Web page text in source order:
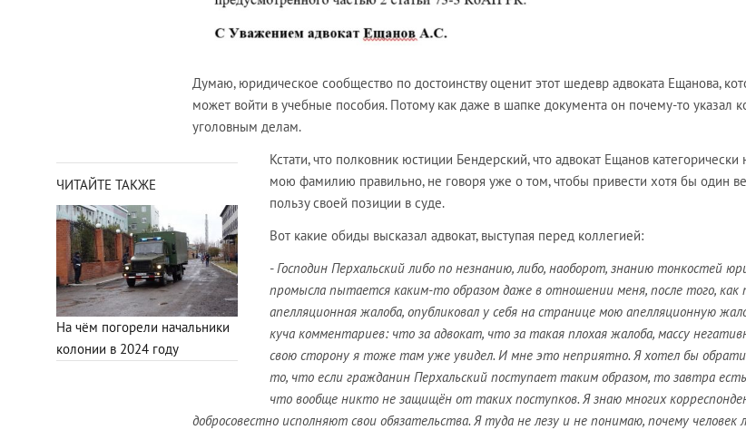
Думаю, юридическое сообщество по достоинству оценит этот шедевр адвоката Ещанова,
может войти в учебные пособия. Потому как даже в шапке документа он почему-то указал
уголовным делам.
ЧИТАЙТЕ ТАКЖЕ
На чём погорели начальники
колонии в 2024 году
Кстати, что полковник юстиции Бендерский, что адвокат Ещанов категорически
мою фамилию правильно, не говоря уже о том, чтобы привести хотя бы один
пользу своей позиции в суде.
Вот какие обиды высказал адвокат, выступая перед коллегией:
- Господин Перхальский либо по незнанию, либо, наоборот, знанию тонкостей
промысла пытается каким-то образом даже в отношении меня, после того, как
апелляционная жалоба, опубликовал у себя на странице мою апелляционную
куча комментариев: что за адвокат, что за такая плохая жалоба, массу
свою сторону я тоже там уже увидел. И мне это неприятно. Я хотел бы
то, что если гражданин Перхальский поступает таким образом, то завтра
что вообще никто не защищён от таких поступков. Я знаю многих
добросовестно исполняют свои обязательства. Я туда не лезу и не понимаю, почему человек